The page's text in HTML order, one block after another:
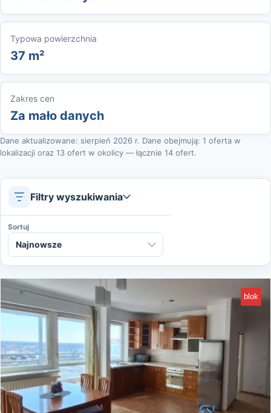
Typowa powierzchnia
37 m²
Zakres cen
Za mało danych
Dane aktualizowane: sierpień 2026 r. Dane obejmują: 1 oferta w
lokalizacji oraz 13 ofert w okolicy — łącznie 14 ofert.
Filtry wyszukiwania
Sortuj
blok